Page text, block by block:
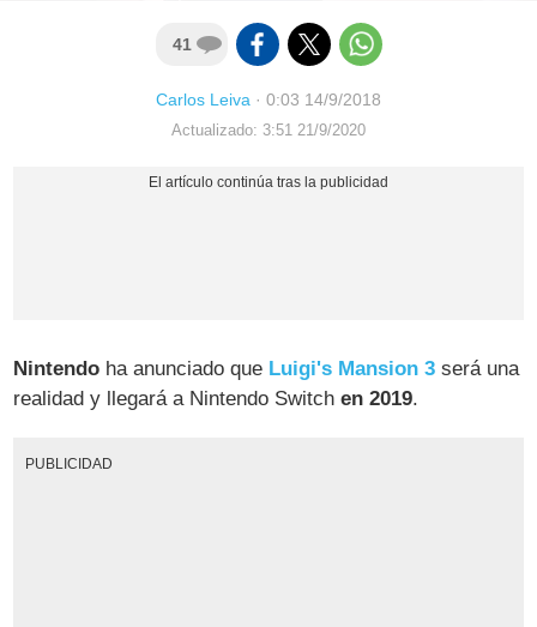
41
Carlos Leiva · 0:03 14/9/2018
Actualizado: 3:51 21/9/2020
Nintendo ha anunciado que Luigi's Mansion 3 será una
realidad y llegará a Nintendo Switchen 2019.
PUBLICIDAD